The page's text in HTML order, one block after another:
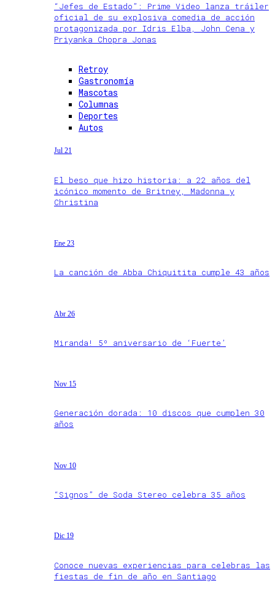
“Jefes de Estado”: Prime Video lanza tráiler
oficial de su explosiva comedia de acción
protagonizada por Idris Elba, John Cena y
Priyanka Chopra Jonas
Retroy
Gastronomía
Mascotas
Columnas
Deportes
Autos
Jul 21
El beso que hizo historia: a 22 años del
icónico momento de Britney, Madonna y
Christina
Ene 23
La canción de Abba Chiquitita cumple 43 años
Abr 26
Miranda! 5º aniversario de ‘Fuerte’
Nov 15
Generación dorada: 10 discos que cumplen 30
años
Nov 10
“Signos” de Soda Stereo celebra 35 años
Dic 19
Conoce nuevas experiencias para celebras las
fiestas de fin de año en Santiago